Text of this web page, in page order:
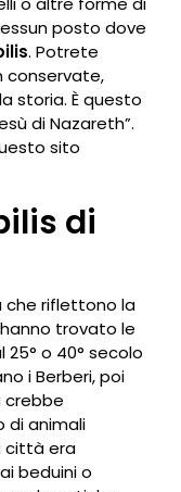
posto dove
. Potrete
conservate,
storia. È questo
di Nazareth”.
sito
di
che riflettono la
trovato le
25° o 40° secolo
i Berberi, poi
crebbe
di animali
città era
beduini o